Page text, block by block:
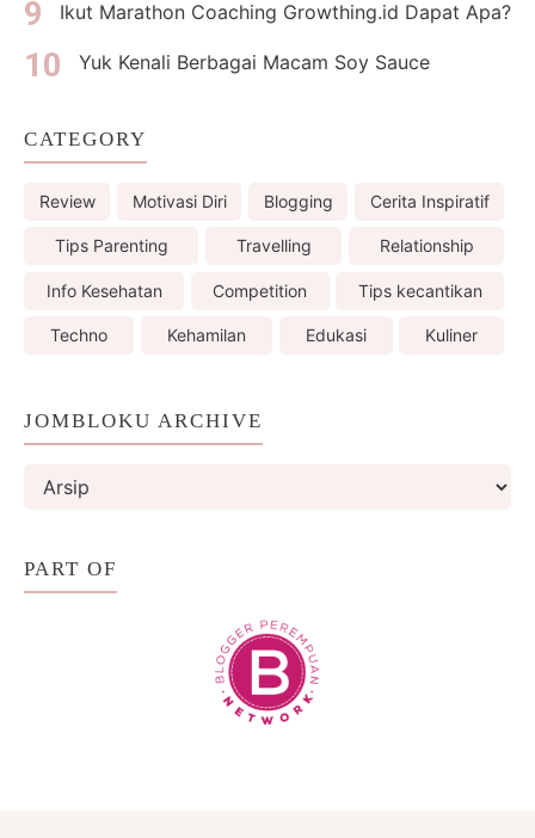
Ikut Marathon Coaching Growthing.id Dapat Apa?
Yuk Kenali Berbagai Macam Soy Sauce
CATEGORY
Review Motivasi Diri Blogging Cerita Inspiratif
Tips Parenting Travelling Relationship
Info Kesehatan Competition Tips kecantikan
Techno Kehamilan Edukasi Kuliner
JOMBLOKU ARCHIVE
PART OF